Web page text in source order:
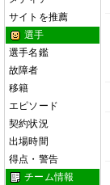
サイトを推薦
選手
選手名鑑
故障者
移籍
エピソード
契約状況
出場時間
得点・警告
チーム情報